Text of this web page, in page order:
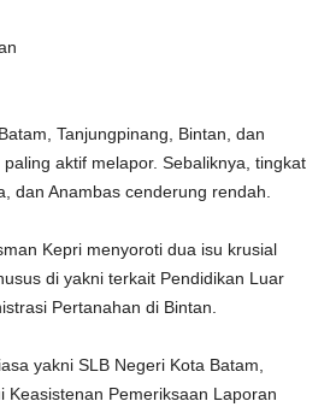
Tanjungpinang, Bintan, dan
aktif melapor. Sebaliknya, tingkat
dan Anambas cenderung rendah.
Kepri menyoroti dua isu krusial
di yakni terkait Pendidikan Luar
Pertanahan di Bintan.
yakni SLB Negeri Kota Batam,
Keasistenan Pemeriksaan Laporan